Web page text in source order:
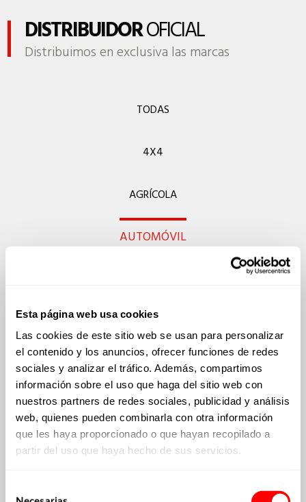
Esta página web usa cookies
Las cookies de este sitio web se usan para personalizar
el contenido y los anuncios, ofrecer funciones de redes
sociales y analizar el tráfico. Además, compartimos
información sobre el uso que haga del sitio web con
nuestros partners de redes sociales, publicidad y análisis
web, quienes pueden combinarla con otra información
que les haya proporcionado o que hayan recopilado a
partir del uso que haya hecho de sus servicios.
DISTRIBUIDOROFICIAL
Distribuimos en exclusiva las marcas
TODAS
4X4
AGRÍCOLA
AUTOMÓVIL
FURGONETA
MOTO
INDUSTRIAL
JARDINERÍA/GOLF